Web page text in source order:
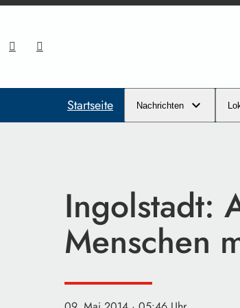
Startseite Nachrichten
Ingolstadt:
Menschen